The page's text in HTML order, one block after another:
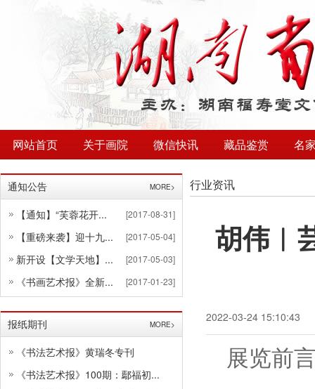
网站首页 关于画院 微信快讯 藏品鉴赏 名
通知公告 MORE>
【通知】“芙蓉花开... [2017-08-31]
【重磅来袭】迎十九... [2017-05-04]
新开设【文学天地】... [2017-05-03]
《书画艺术报》全新... [2017-01-23]
报纸期刊 MORE>
《书法艺术报》黄瑞冬专刊
《书法艺术报》100期：鄢福初...
行业资讯
胡伟︱
2022-03-24 15:10:43
展览前